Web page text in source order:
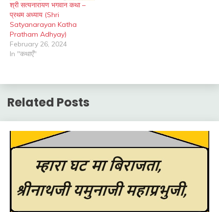
श्री सत्यनारायण भगवान कथा –
प्रथम अध्याय (Shri
Satyanarayan Katha
Pratham Adhyay)
February 26, 2024
In "कथाएँ"
Related Posts